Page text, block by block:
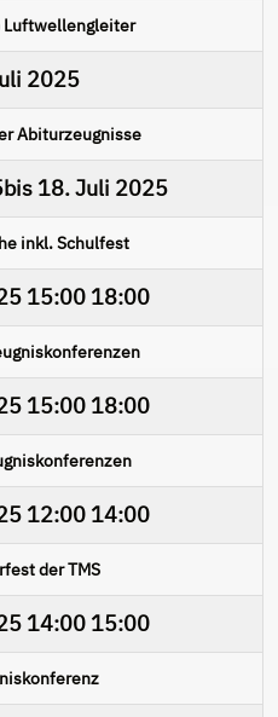
Luftwellengleiter
2025
Abiturzeugnisse
bis 18. Juli 2025
inkl. Schulfest
15:00 18:00
15:00 18:00
12:00 14:00
der TMS
14:00 15:00